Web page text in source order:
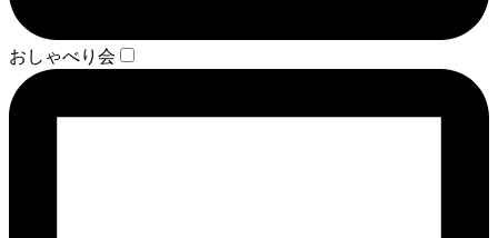
おしゃべり会